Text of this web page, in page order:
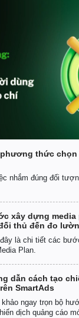
thức
nhắm đúng đối
xây dựng
thủ đến đo
là chi tiết các
Plan.
dẫn cách tạo
SmartAds
khảo ngay trọn bộ
dịch quảng cáo